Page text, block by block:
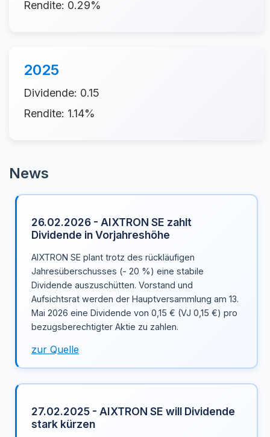
Rendite: 0.29%
2025
Dividende: 0.15
Rendite: 1.14%
News
26.02.2026 - AIXTRON SE zahlt
Dividende in Vorjahreshöhe
AIXTRON SE plant trotz des rückläufigen
Jahresüberschusses (- 20 %) eine stabile
Dividende auszuschütten. Vorstand und
Aufsichtsrat werden der Hauptversammlung am 13.
Mai 2026 eine Dividende von 0,15 € (VJ 0,15 €) pro
bezugsberechtigter Aktie zu zahlen.
zur Quelle
27.02.2025 - AIXTRON SE will Dividende
stark kürzen